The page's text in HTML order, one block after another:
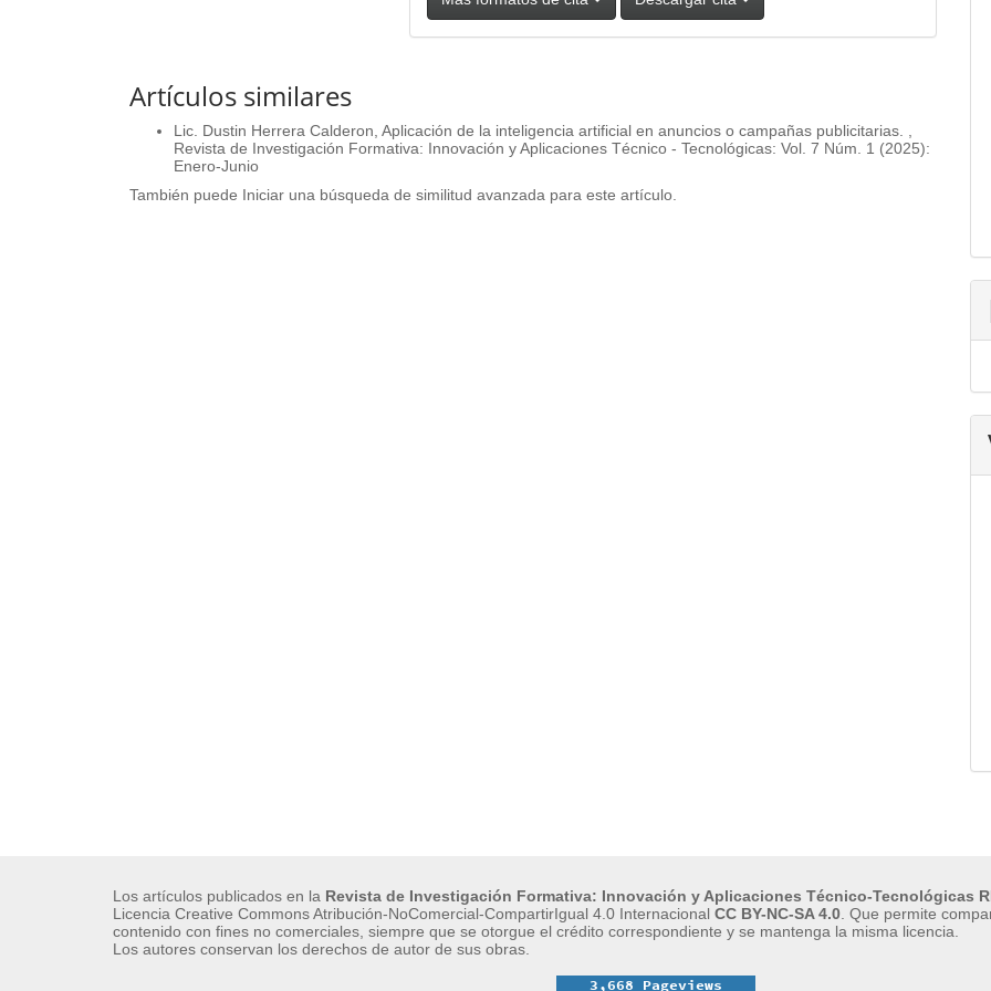
Artículos similares
Lic. Dustin Herrera Calderon, Aplicación de la inteligencia artificial en anuncios o campañas publicitarias.
Revista de Investigación Formativa: Innovación y Aplicaciones Técnico - Tecnológicas: Vol. 7 Núm. 1 (2025):
Enero-Junio
También puede Iniciar una búsqueda de similitud avanzada para este artículo.
Los artículos publicados en la Revista de Investigación Formativa: Innovación y Aplicaciones Técnico-Tecnológicas
Licencia Creative Commons Atribución-NoComercial-CompartirIgual 4.0 Internacional CC BY-NC-SA 4.0 Que permite
contenido con fines no comerciales, siempre que se otorgue el crédito correspondiente y se mantenga la misma licencia.
Los autores conservan los derechos de autor de sus obras.